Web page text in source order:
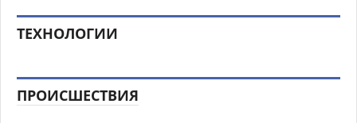
ТЕХНОЛОГИИ
ПРОИСШЕСТВИЯ